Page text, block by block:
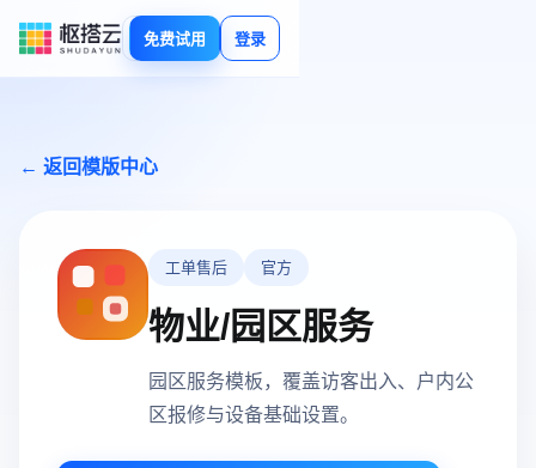
免费试用 登录
← 返回模版中心
工单售后 官方
物业/园区服务
园区服务模板，覆盖访客出入、户内公
区报修与设备基础设置。